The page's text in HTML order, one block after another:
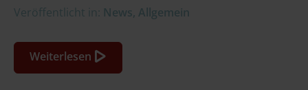
Veröffentlicht in: News, Allgemein
Weiterlesen